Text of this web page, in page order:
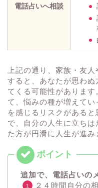
電話占いへ相談
上記の通り、家族・友
すると、あなたが思わ
てくる可能性がありま
て、悩みの種が増えて
を感じるリスクがある
で、自分の人生に立ち
た方が円滑に人生が進み
追加で、電話占いの
２４時間自分の